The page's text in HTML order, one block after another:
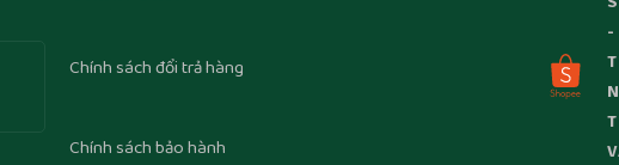
Chính sách đổi trả hàng
Chính sách bảo hành
-